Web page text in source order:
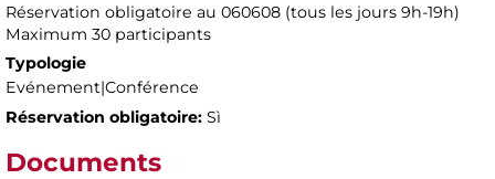
Réservation obligatoire au 060608 (tous les jours 9h-19h)
Maximum 30 participants
Typologie
Evénement|Conférence
Réservation obligatoire: Sì
Documents